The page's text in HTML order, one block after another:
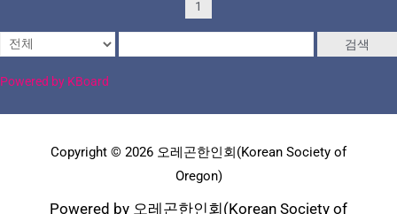
1
검색
Powered by KBoard
Copyright © 2026 오레곤한인회(Korean Society of
Oregon)
Powered by 오레곤한인회(Korean Society of